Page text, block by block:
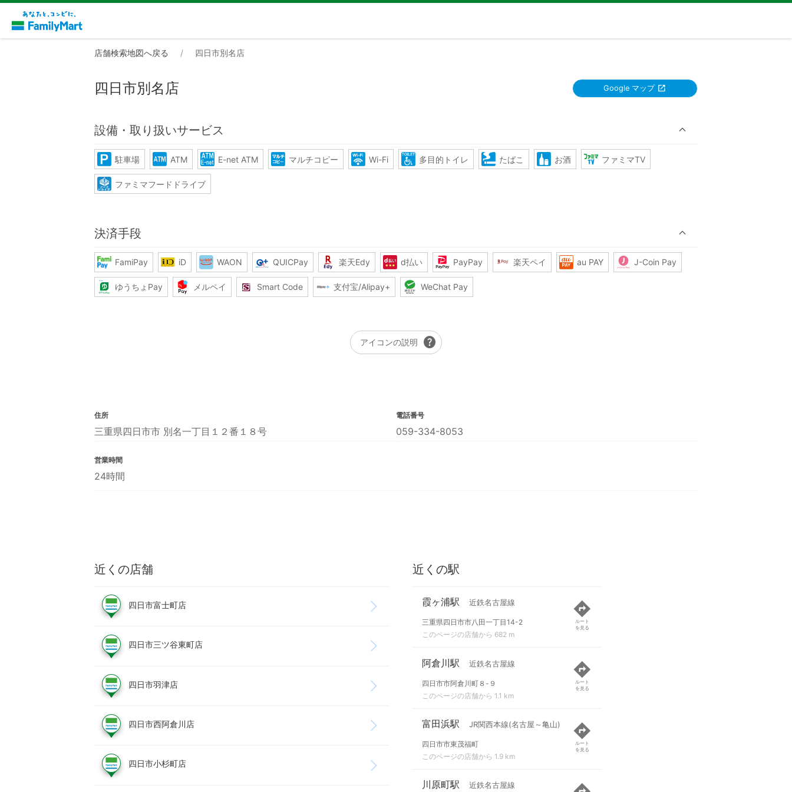
店舗検索地図へ戻る 四日市別名店
四日市別名店 Google マップ
設備・取り扱いサービス
駐車場 ATM E-net ATM マルチコピー Wi-Fi 多目的トイレ たばこ お酒 ファミマTV
ファミマフードドライブ
決済手段
FamiPay iD WAON QUICPay 楽天Edy d払い PayPay 楽天ペイ au PAY J-Coin Pay
ゆうちょPay メルペイ Smart Code 支付宝/Alipay+ WeChat Pay
アイコンの説明 help
住所
三重県四日市市 別名一丁目１２番１８号
電話番号
059-334-8053
営業時間
24時間
近くの店舗
四日市富士町店
四日市三ツ谷東町店
四日市羽津店
四日市西阿倉川店
四日市小杉町店
近くの駅
霞ヶ浦駅 近鉄名古屋線
三重県四日市市八田一丁目14-2
このページの店舗から 682 m
ルート
を見る
阿倉川駅 近鉄名古屋線
四日市市阿倉川町８-９
このページの店舗から 1.1 km
ルート
を見る
富田浜駅 JR関西本線(名古屋～亀山)
四日市市東茂福町
このページの店舗から 1.9 km
ルート
を見る
川原町駅 近鉄名古屋線